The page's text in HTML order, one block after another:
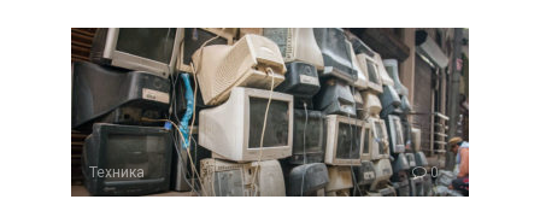
Техника 0